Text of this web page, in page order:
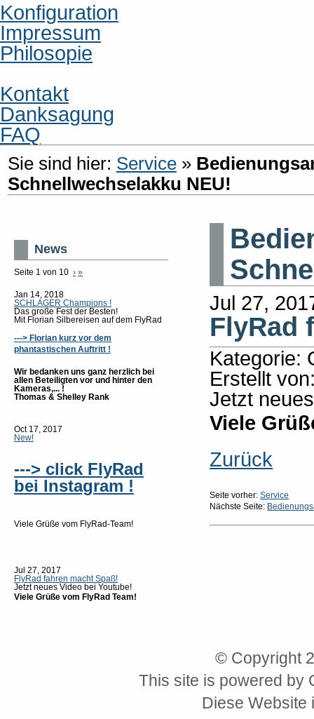
Konfiguration
Impressum
Philosopie
Kontakt
Danksagung
FAQ
Sie sind hier: Service»
Schnellwechselakku NEU!
News
Seite 1 von 10 › »
Jan 14, 2018
SCHLAGER Champions !
Das große Fest der Besten!
Mit Florian Silbereisen auf dem FlyRad
---> Florian kurz vor dem
phantastischen Auftritt !
Wir bedanken uns ganz herzlich bei
allen Beteiligten vor und hinter den
Kameras,... !
Thomas & Shelley Rank
Oct 17, 2017
New!
---> click FlyRad
bei Instagram !
Viele Grüße vom FlyRad-Team!
Jul 27, 2017
FlyRad fahren macht Spaß!
Jetzt neues Video bei Youtube!
Viele Grüße vom FlyRad Team!
Jul 27,
FlyRad
Kategorie:
Erstellt
Jetzt
Viele
Zurück
Seite vorher:Service
Nächste Seite:
© Copyright
This site is powered by
Diese Website